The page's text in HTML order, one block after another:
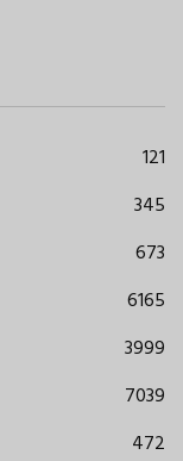
121
345
673
6165
3999
7039
472